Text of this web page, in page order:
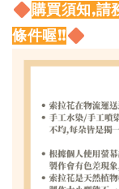
購買須知,請
條件喔!!